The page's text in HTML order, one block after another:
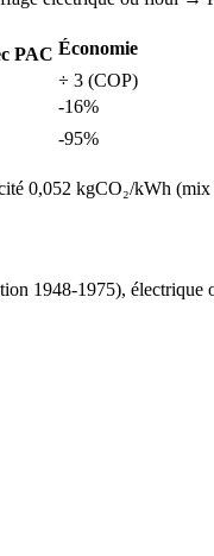
PAC Économie
÷ 3 (COP)
-16%
-95%
0,052 kgCO₂/kWh (mix
1948-1975), électrique